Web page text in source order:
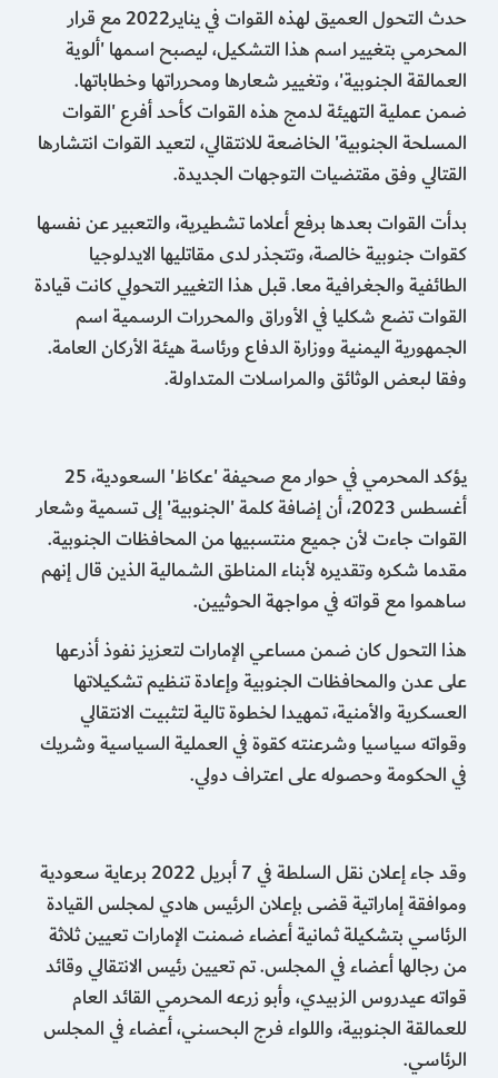
حدث التحول العميق لهذه القوات في يناير2022 مع قرار
المحرمي بتغيير اسم هذا التشكيل، ليصبح اسمها 'ألوية
العمالقة الجنوبية'، وتغيير شعارها ومحرراتها وخطاباتها.
ضمن عملية التهيئة لدمج هذه القوات كأحد أفرع 'القوات
المسلحة الجنوبية' الخاضعة للانتقالي، لتعيد القوات انتشارها
القتالي وفق مقتضيات التوجهات الجديدة.
بدأت القوات بعدها برفع أعلاما تشطيرية، والتعبير عن نفسها
كقوات جنوبية خالصة، وتتجذر لدى مقاتليها الايدلوجيا
الطائفية والجغرافية معا. قبل هذا التغيير التحولي كانت قيادة
القوات تضع شكليا في الأوراق والمحررات الرسمية اسم
الجمهورية اليمنية ووزارة الدفاع ورئاسة هيئة الأركان العامة.
وفقا لبعض الوثائق والمراسلات المتداولة.
يؤكد المحرمي في حوار مع صحيفة 'عكاظ' السعودية، 25
أغسطس 2023، أن إضافة كلمة 'الجنوبية' إلى تسمية وشعار
القوات جاءت لأن جميع منتسبيها من المحافظات الجنوبية.
مقدما شكره وتقديره لأبناء المناطق الشمالية الذين قال إنهم
ساهموا مع قواته في مواجهة الحوثيين.
هذا التحول كان ضمن مساعي الإمارات لتعزيز نفوذ أذرعها
على عدن والمحافظات الجنوبية وإعادة تنظيم تشكيلاتها
العسكرية والأمنية، تمهيدا لخطوة تالية لتثبيت الانتقالي
وقواته سياسيا وشرعنته كقوة في العملية السياسية وشريك
في الحكومة وحصوله على اعتراف دولي.
وقد جاء إعلان نقل السلطة في 7 أبريل 2022 برعاية سعودية
وموافقة إماراتية قضى بإعلان الرئيس هادي لمجلس القيادة
الرئاسي بتشكيلة ثمانية أعضاء ضمنت الإمارات تعيين ثلاثة
من رجالها أعضاء في المجلس. تم تعيين رئيس الانتقالي وقائد
قواته عيدروس الزبيدي، وأبو زرعه المحرمي القائد العام
للعمالقة الجنوبية، واللواء فرج البحسني، أعضاء في المجلس
الرئاسي.